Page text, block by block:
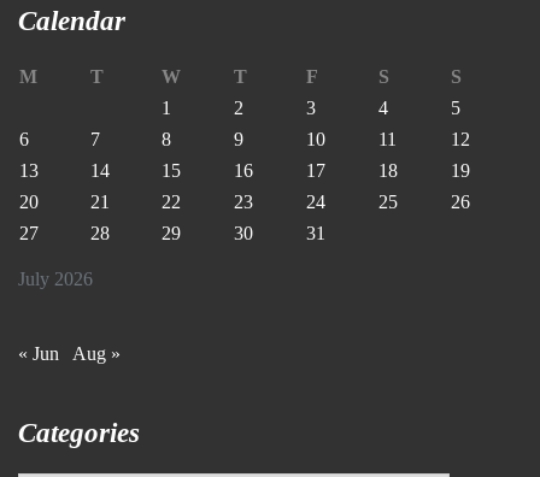
Calendar
July 2026
M T W T F S
S
1
2 3 4
5
6
7 8 9 10 11
12
13
14 15 16 17 18
19
20
21 22 23 24 25
26
27
28 29 30 31
« Jun Aug »
Categories